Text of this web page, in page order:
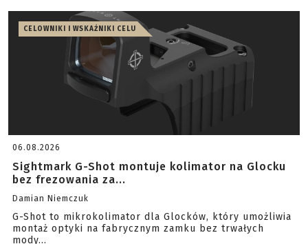
CELOWNIKI I WSKAŹNIKI CELU
06.08.2026
Sightmark G-Shot montuje kolimator na Glocku
bez frezowania za...
Damian Niemczuk
G-Shot to mikrokolimator dla Glocków, który umożliwia
montaż optyki na fabrycznym zamku bez trwałych
mody...